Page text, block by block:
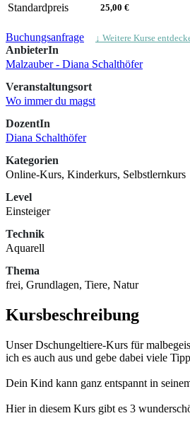
Standardpreis 25,00 €
Buchungsanfrage ↓ Weitere Kurse
AnbieterIn
Malzauber - Diana Schalthöfer
Veranstaltungsort
Wo immer du magst
DozentIn
Diana Schalthöfer
Kategorien
Online-Kurs, Kinderkurs, Selbstlernkurs
Level
Einsteiger
Technik
Aquarell
Thema
frei, Grundlagen, Tiere, Natur
Kursbeschreibung
Unser Dschungeltiere-Kurs für
ich es auch aus und gebe dabei viele
Dein Kind kann ganz entspannt in
Hier in diesem Kurs gibt es 3